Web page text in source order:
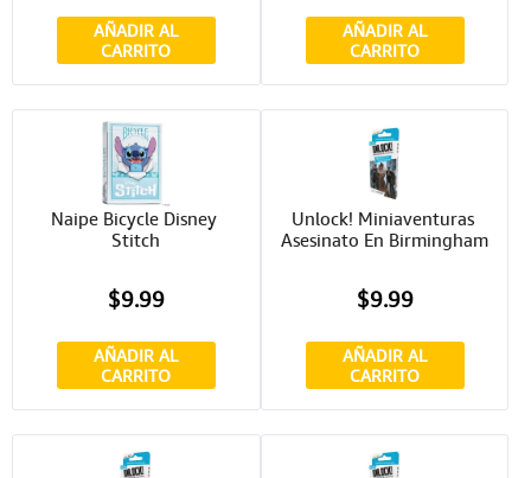
AÑADIR AL
CARRITO
AÑADIR AL
CARRITO
Naipe Bicycle Disney
Stitch
$9.99
AÑADIR AL
CARRITO
Unlock! Miniaventuras
Asesinato En Birmingham
$9.99
AÑADIR AL
CARRITO